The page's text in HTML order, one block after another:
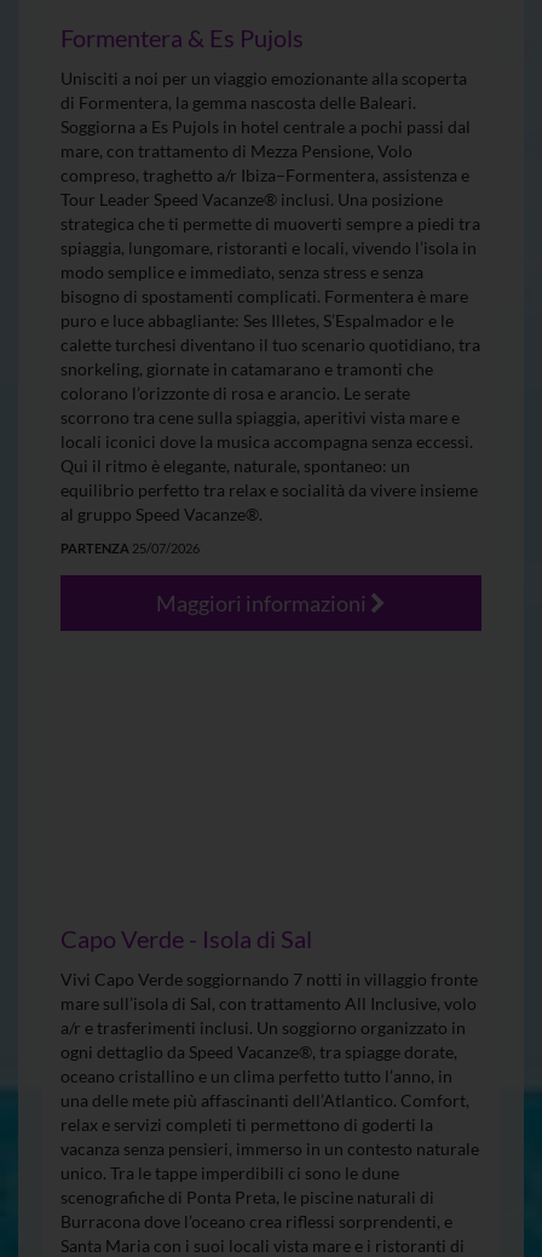
Formentera & Es Pujols
Unisciti a noi per un viaggio emozionante alla scoperta
di Formentera, la gemma nascosta delle Baleari.
Soggiorna a Es Pujols in hotel centrale a pochi passi dal
mare, con trattamento di Mezza Pensione, Volo
compreso, traghetto a/r Ibiza–Formentera, assistenza e
Tour Leader Speed Vacanze® inclusi. Una posizione
strategica che ti permette di muoverti sempre a piedi tra
spiaggia, lungomare, ristoranti e locali, vivendo l’isola in
modo semplice e immediato, senza stress e senza
bisogno di spostamenti complicati. Formentera è mare
puro e luce abbagliante: Ses Illetes, S’Espalmador e le
calette turchesi diventano il tuo scenario quotidiano, tra
snorkeling, giornate in catamarano e tramonti che
colorano l’orizzonte di rosa e arancio. Le serate
scorrono tra cene sulla spiaggia, aperitivi vista mare e
locali iconici dove la musica accompagna senza eccessi.
Qui il ritmo è elegante, naturale, spontaneo: un
equilibrio perfetto tra relax e socialità da vivere insieme
al gruppo Speed Vacanze®.
PARTENZA 25/07/2026
Maggiori informazioni
Capo Verde - Isola di Sal
Vivi Capo Verde soggiornando 7 notti in villaggio fronte
mare sull’isola di Sal, con trattamento All Inclusive, volo
a/r e trasferimenti inclusi. Un soggiorno organizzato in
ogni dettaglio da Speed Vacanze®, tra spiagge dorate,
oceano cristallino e un clima perfetto tutto l’anno, in
una delle mete più affascinanti dell’Atlantico. Comfort,
relax e servizi completi ti permettono di goderti la
vacanza senza pensieri, immerso in un contesto naturale
unico. Tra le tappe imperdibili ci sono le dune
scenografiche di Ponta Preta, le piscine naturali di
Burracona dove l’oceano crea riflessi sorprendenti, e
Santa Maria con i suoi locali vista mare e i ristoranti di